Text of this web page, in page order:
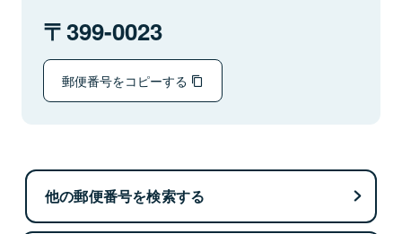
399-0023
郵便番号をコピーする
他の郵便番号を検索する